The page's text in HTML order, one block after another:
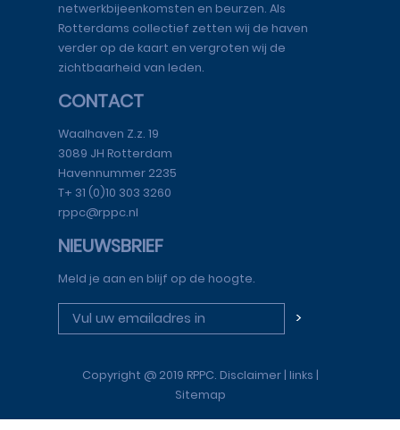
netwerkbijeenkomsten en beurzen. Als
Rotterdams collectief zetten wij de haven
verder op de kaart en vergroten wij de
zichtbaarheid van leden.
CONTACT
Waalhaven Z.z. 19
3089 JH Rotterdam
Havennummer 2235
T+ 31 (0)10 303 3260
rppc@rppc.nl
NIEUWSBRIEF
Meld je aan en blijf op de hoogte.
>
Copyright @ 2019 RPPC. Disclaimer | links |
Sitemap